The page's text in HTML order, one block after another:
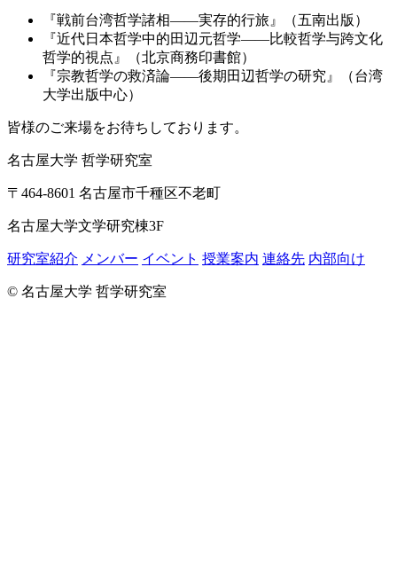
『戦前台湾哲学諸相——実存的行旅』（五南出版）
『近代日本哲学中的田辺元哲学——比較哲学与跨文化
哲学的視点』（北京商務印書館）
『宗教哲学の救済論——後期田辺哲学の研究』（台湾
大学出版中心）
皆様のご来場をお待ちしております。
名古屋大学 哲学研究室
〒464-8601 名古屋市千種区不老町
名古屋大学文学研究棟3F
研究室紹介 メンバー イベント 授業案内 連絡先 内部向け
© 名古屋大学 哲学研究室